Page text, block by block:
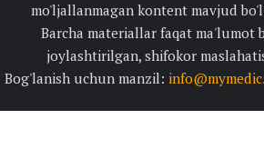
mo'ljallanmagan kontent mavjud
Barcha materiallar faqat ma'lumot
joylashtirilgan, shifokor
Bog'lanish uchun manzil: